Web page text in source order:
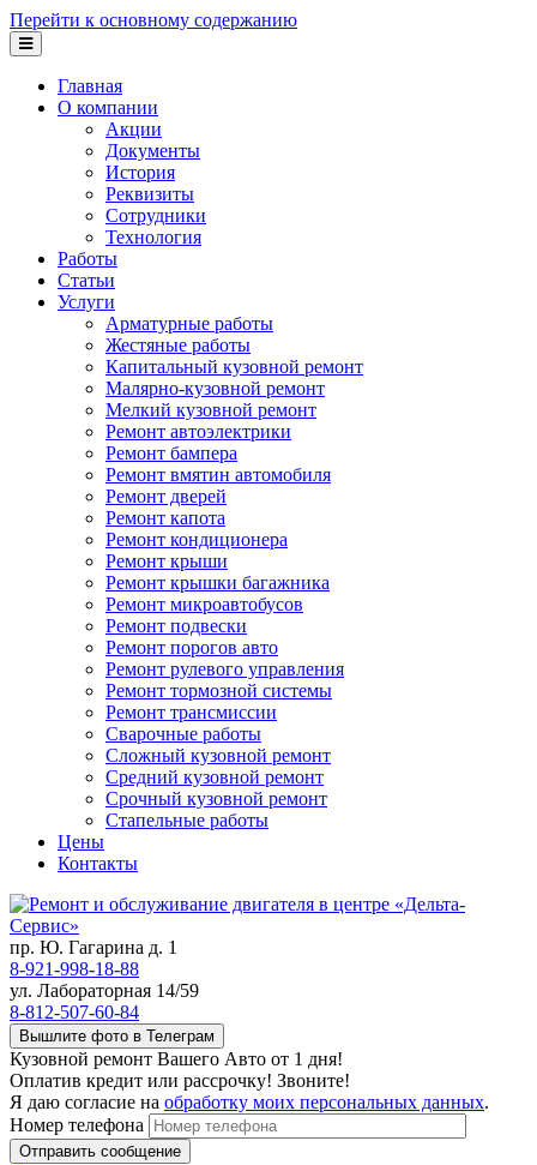
Перейти к основному содержанию
Главная
О компании
Акции
Документы
История
Реквизиты
Сотрудники
Технология
Работы
Статьи
Услуги
Арматурные работы
Жестяные работы
Капитальный кузовной ремонт
Малярно-кузовной ремонт
Мелкий кузовной ремонт
Ремонт автоэлектрики
Ремонт бампера
Ремонт вмятин автомобиля
Ремонт дверей
Ремонт капота
Ремонт кондиционера
Ремонт крыши
Ремонт крышки багажника
Ремонт микроавтобусов
Ремонт подвески
Ремонт порогов авто
Ремонт рулевого управления
Ремонт тормозной системы
Ремонт трансмиссии
Сварочные работы
Сложный кузовной ремонт
Средний кузовной ремонт
Срочный кузовной ремонт
Стапельные работы
Цены
Контакты
пр. Ю. Гагарина д. 1
8-921-998-18-88
ул. Лабораторная 14/59
8-812-507-60-84
Вышлите фото в Телеграм
Кузовной ремонт Вашего Авто от 1 дня!
Оплатив кредит или рассрочку! Звоните!
Я даю согласие на обработку моих персональных данных.
Номер телефона